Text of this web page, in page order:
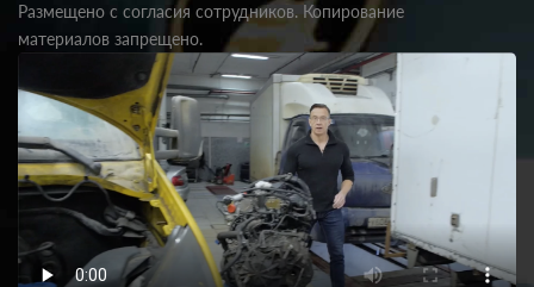
Размещено с согласия сотрудников. Копирование
материалов запрещено.